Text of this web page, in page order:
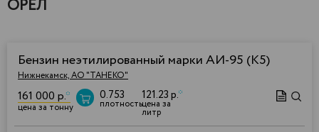
ОРЕЛ
Бензин неэтилированный марки АИ-95 (К5)
Нижнекамск, АО "ТАНЕКО"
161 000 р.*
цена за тонну
0.753
плотность
121.23 р.*
цена за
литр